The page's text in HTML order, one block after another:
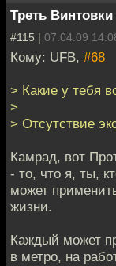
Треть Винтовки
#115 | 07.04.09
Кому: UFB, #68
> Какие у тебя
>
> Отсутствие
Камрад, вот
- то, что я, ты,
может
жизни.
Каждый может
в метро, на